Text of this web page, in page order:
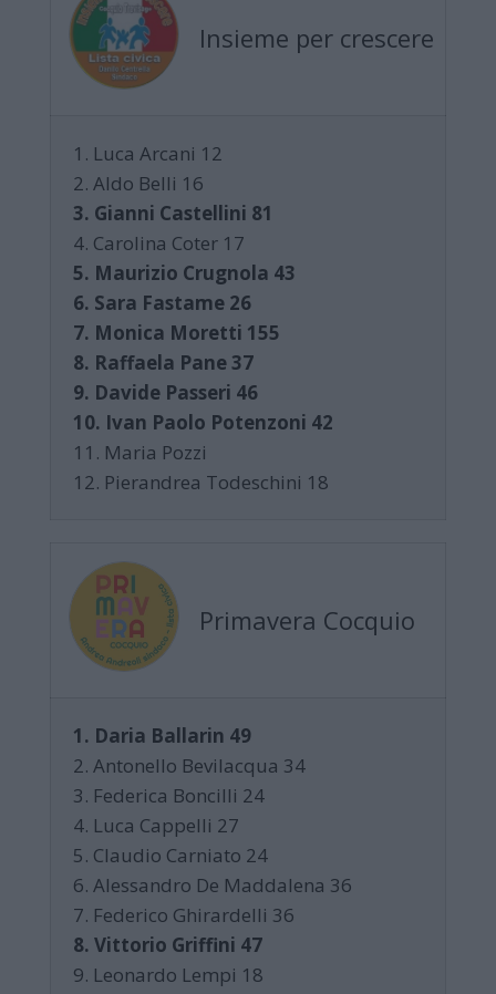
Insieme per crescere
1. Luca Arcani 12
2. Aldo Belli 16
3. Gianni Castellini 81
4. Carolina Coter 17
5. Maurizio Crugnola 43
6. Sara Fastame 26
7. Monica Moretti 155
8. Raffaela Pane 37
9. Davide Passeri 46
10. Ivan Paolo Potenzoni 42
11. Maria Pozzi
12. Pierandrea Todeschini 18
Primavera Cocquio
1. Daria Ballarin 49
2. Antonello Bevilacqua 34
3. Federica Boncilli 24
4. Luca Cappelli 27
5. Claudio Carniato 24
6. Alessandro De Maddalena 36
7. Federico Ghirardelli 36
8. Vittorio Griffini 47
9. Leonardo Lempi 18